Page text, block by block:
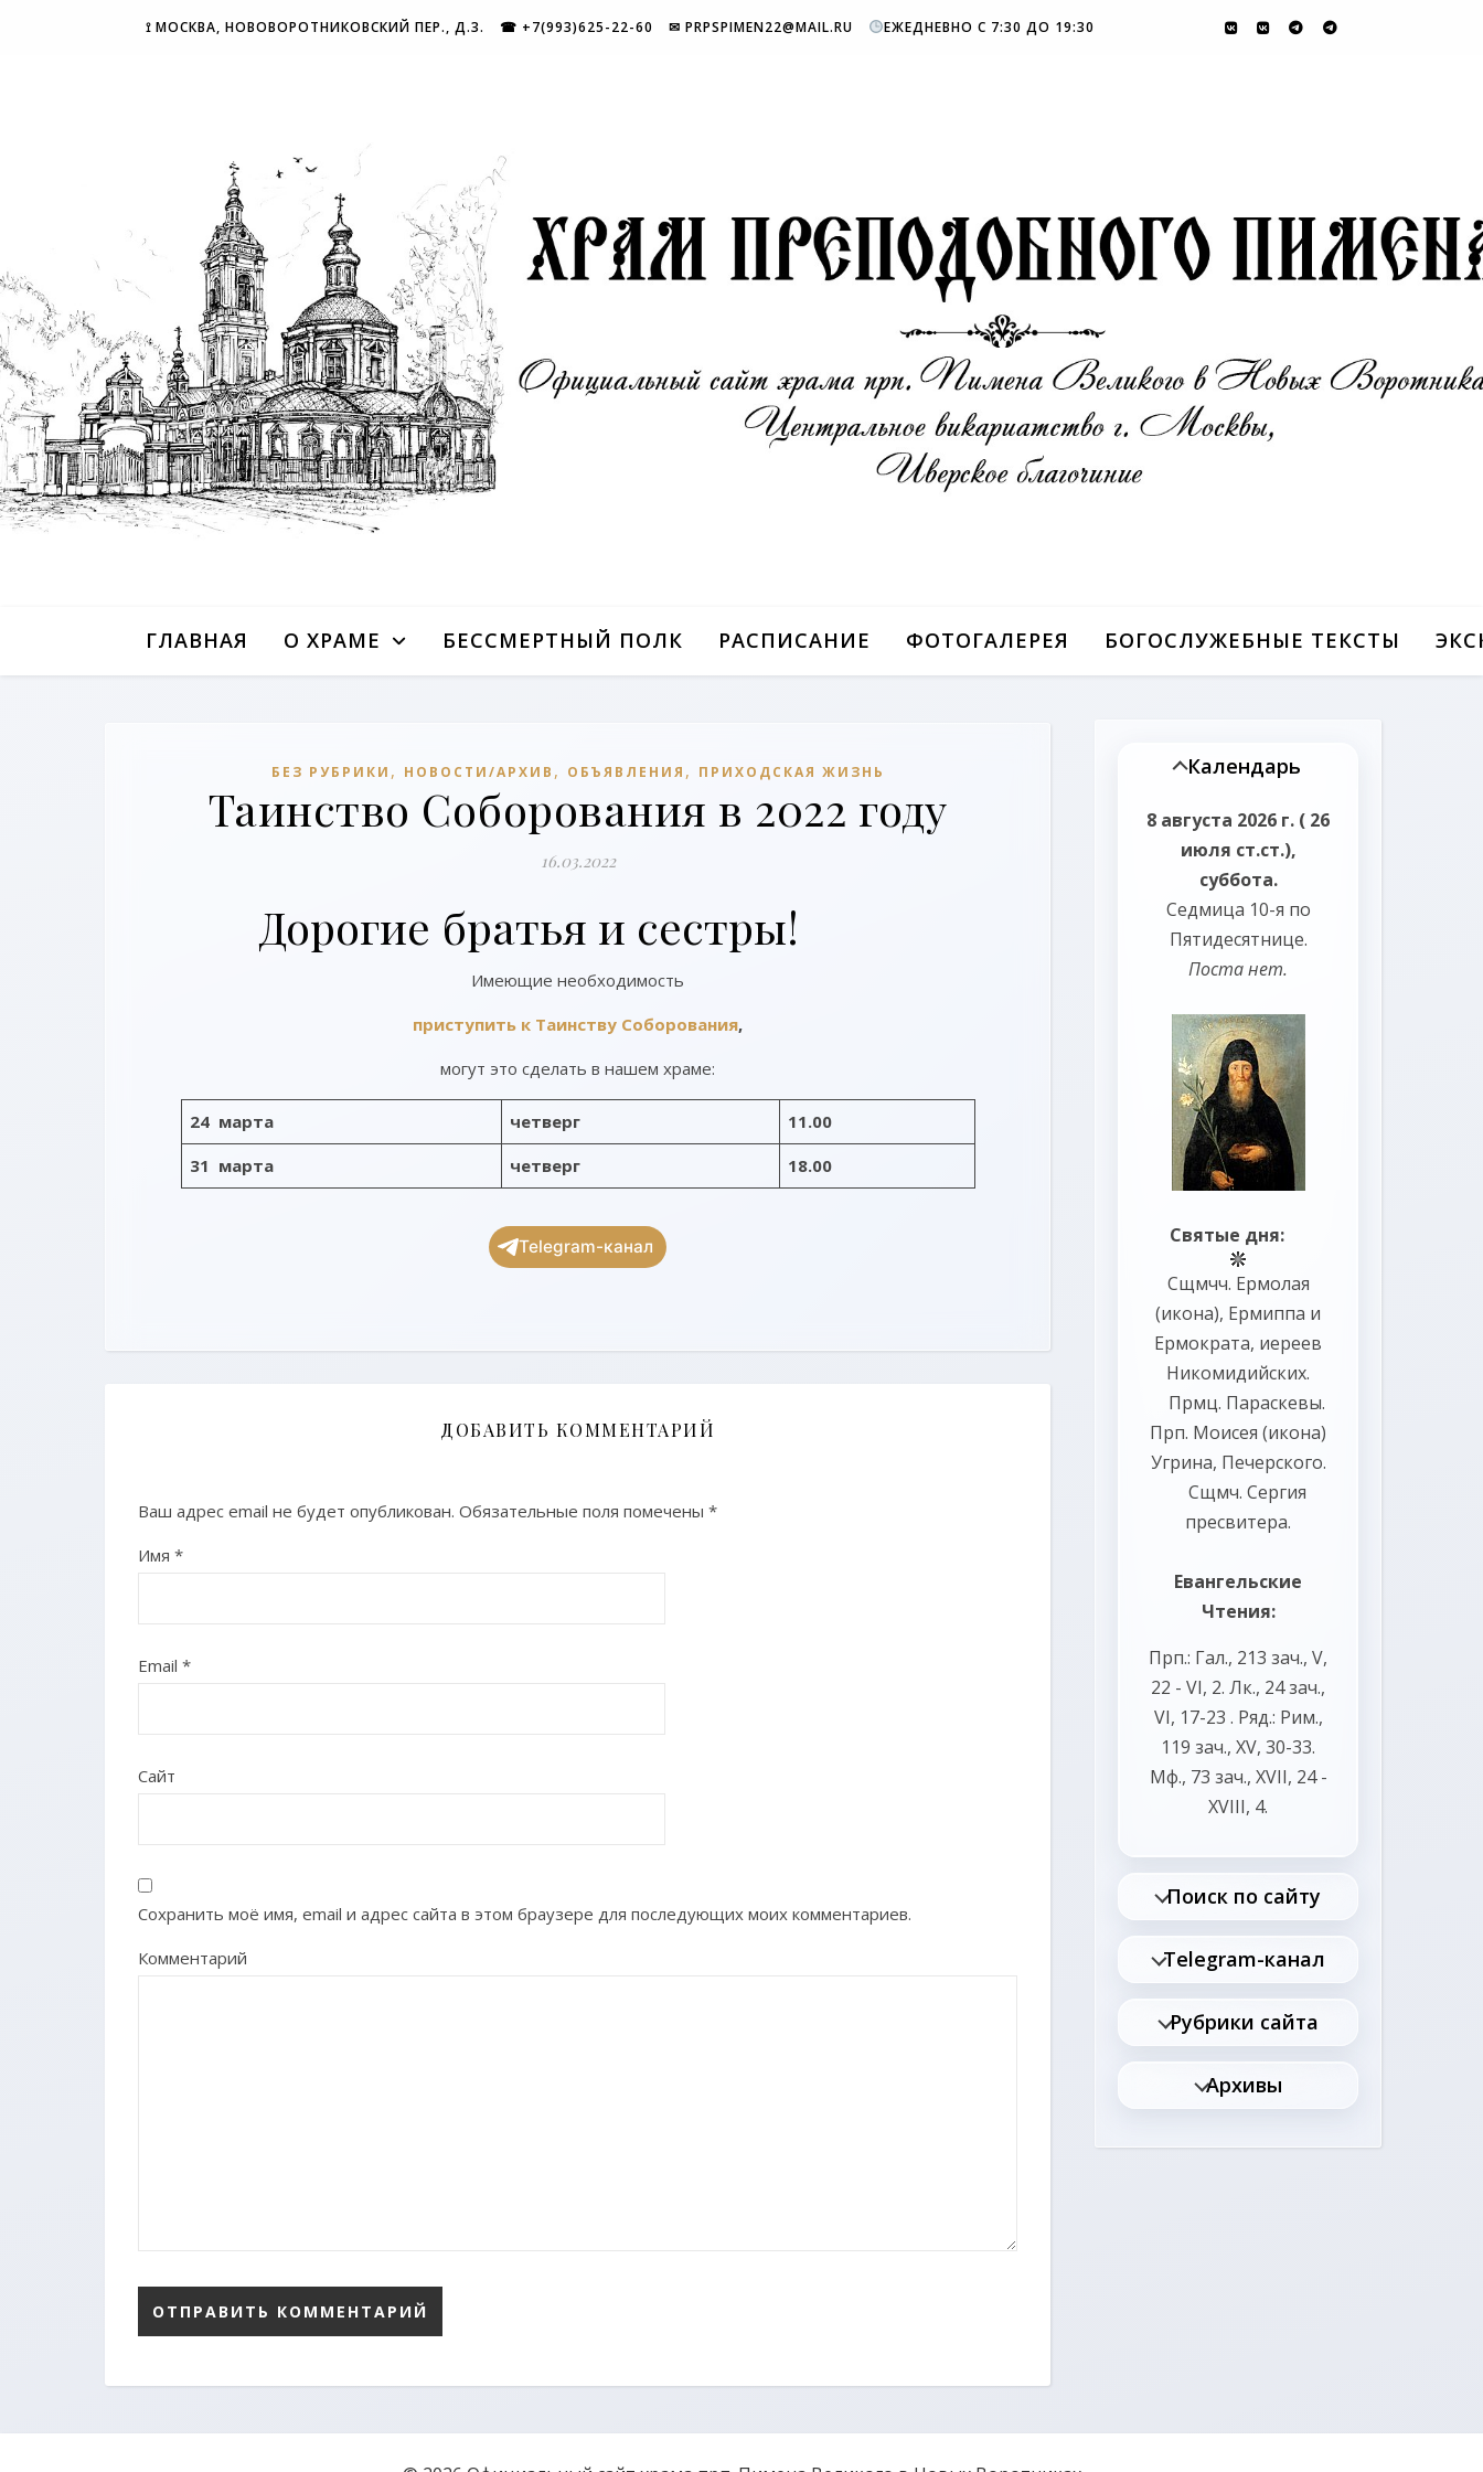
⟟ МОСКВА, НОВОВОРОТНИКОВСКИЙ ПЕР., Д.3. ☎ +7(993)625-22-60 ✉ PRPSPIMEN22@MAIL.RU ЕЖЕДНЕВНО С 7:30 ДО 19:30
ГЛАВНАЯ О ХРАМЕ БЕССМЕРТНЫЙ ПОЛК РАСПИСАНИЕ ФОТОГАЛЕРЕЯ БОГОСЛУЖЕБНЫЕ ТЕКСТЫ
БЕЗ РУБРИКИ , НОВОСТИ/АРХИВ , ОБЪЯВЛЕНИЯ , ПРИХОДСКАЯ ЖИЗНЬ
Таинство Соборования в 2022 году
16.03.2022
Дорогие братья и сестры!
Имеющие необходимость
приступить к Таинству Соборования,
могут это сделать в нашем храме:
24 марта четверг
11.00
31 марта
четверг 18.00
Telegram-канал
ДОБАВИТЬ КОММЕНТАРИЙ
Ваш адрес email не будет опубликован. Обязательные поля помечены *
Имя *
Email *
Сайт
Сохранить моё имя, email и адрес сайта в этом браузере для последующих моих комментариев.
Комментарий
Календарь
8 августа 2026 г. ( 26
июля ст.ст.),
суббота.
Седмица 10-я по
Пятидесятнице.
Поста нет.
Святые дня:
Сщмчч. Ермолая
(икона), Ермиппа и
Ермократа, иереев
Никомидийских.
Прмц. Параскевы.
Прп. Моисея (икона)
Угрина, Печерского.
Сщмч. Сергия
пресвитера.
Евангельские
Чтения:
Прп.: Гал., 213 зач., V,
22 - VI, 2. Лк., 24 зач.,
VI, 17-23 . Ряд.: Рим.,
119 зач., XV, 30-33.
Мф., 73 зач., XVII, 24 -
XVIII, 4.
Поиск по сайту
Telegram-канал
Рубрики сайта
Архивы